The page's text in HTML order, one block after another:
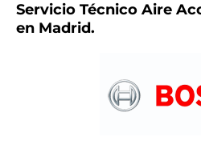
Servicio Técnico Aire
en Madrid.